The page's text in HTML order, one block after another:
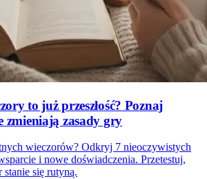
to już przeszłość? Poznaj
zmieniają zasady gry
wieczorów? Odkryj 7 nieoczywistych
i nowe doświadczenia. Przetestuj,
się rutyną.